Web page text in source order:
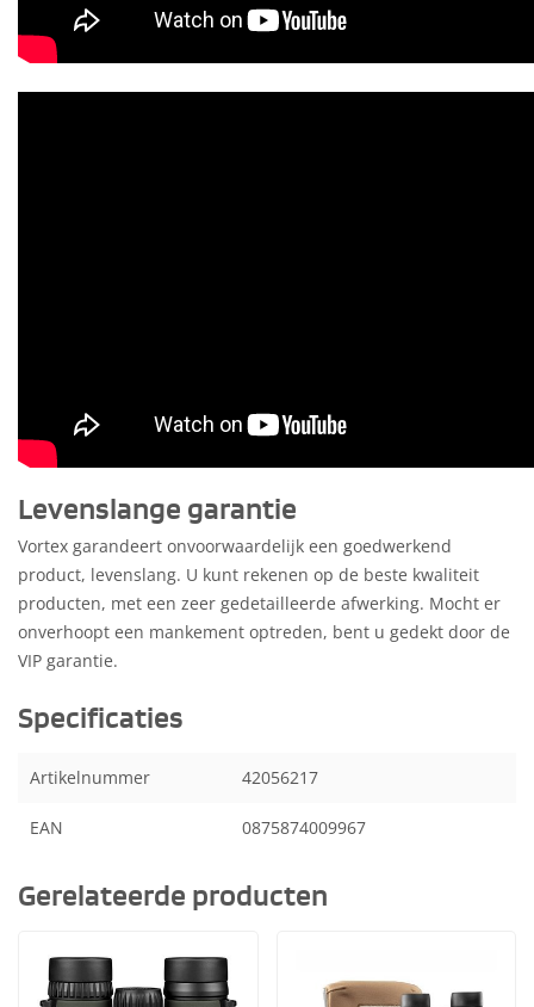
Levenslange garantie
Vortex garandeert onvoorwaardelijk een goedwerkend
product, levenslang. U kunt rekenen op de beste kwaliteit
producten, met een zeer gedetailleerde afwerking. Mocht er
onverhoopt een mankement optreden, bent u gedekt door de
VIP garantie.
Specificaties
Artikelnummer 42056217
EAN 0875874009967
Gerelateerde producten